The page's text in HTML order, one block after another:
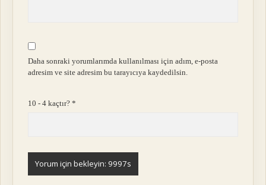
Daha sonraki yorumlarımda kullanılması için adım, e-posta
adresim ve site adresim bu tarayıcıya kaydedilsin.
10 - 4 kaçtır?*